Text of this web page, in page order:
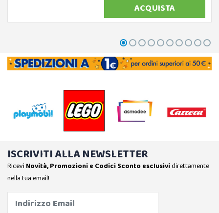
ACQUISTA
ISCRIVITI ALLA NEWSLETTER
Ricevi Novità, Promozioni e Codici Sconto esclusividirettamente
nella tua email!